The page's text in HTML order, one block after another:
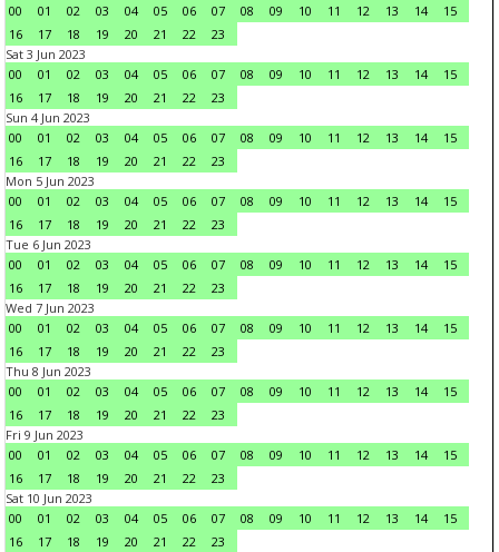
00
01 02 03 04 05 06 07 08 09 10 11 12 13 14
15
16
17 18 19 20 21 22
23
Sat 3 Jun 2023
00
01 02 03 04 05 06 07 08 09 10 11 12 13 14
15
16
17 18 19 20 21 22
23
Sun 4 Jun 2023
00
01 02 03 04 05 06 07 08 09 10 11 12 13 14
15
16
17 18 19 20 21 22
23
Mon 5 Jun 2023
00
01 02 03 04 05 06 07 08 09 10 11 12 13 14
15
16
17 18 19 20 21 22
23
Tue 6 Jun 2023
00
01 02 03 04 05 06 07 08 09 10 11 12 13 14
15
16
17 18 19 20 21 22
23
Wed 7 Jun 2023
00
01 02 03 04 05 06 07 08 09 10 11 12 13 14
15
16
17 18 19 20 21 22
23
Thu 8 Jun 2023
00
01 02 03 04 05 06 07 08 09 10 11 12 13 14
15
16
17 18 19 20 21 22
23
Fri 9 Jun 2023
00
01 02 03 04 05 06 07 08 09 10 11 12 13 14
15
16
17 18 19 20 21 22
23
Sat 10 Jun 2023
00
01 02 03 04 05 06 07 08 09 10 11 12 13 14
15
16
17 18 19 20 21 22
23